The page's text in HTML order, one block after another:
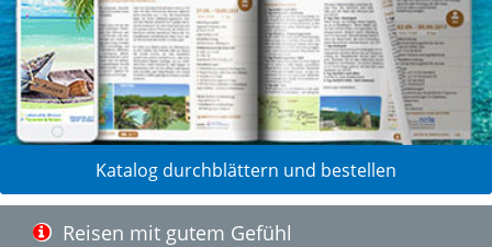
Katalog durchblättern und bestellen
Reisen mit gutem Gefühl